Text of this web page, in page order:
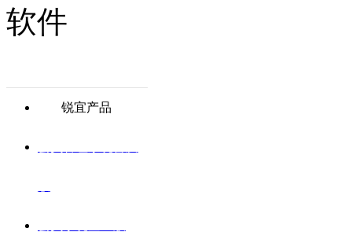
锐宜产品